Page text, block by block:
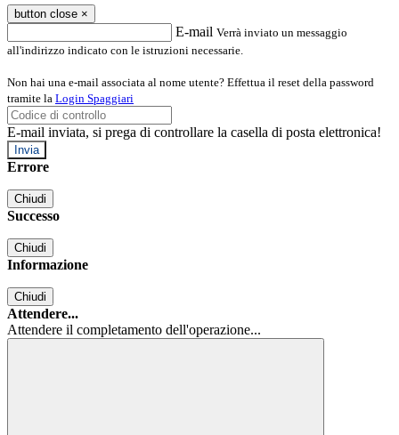
button close ×
E-mail Verrà inviato un messaggio
all'indirizzo indicato con le istruzioni necessarie.
Non hai una e-mail associata al nome utente? Effettua il reset della password
tramite la Login Spaggiari
E-mail inviata, si prega di controllare la casella di posta elettronica!
Errore
Chiudi
Successo
Chiudi
Informazione
Chiudi
Attendere...
Attendere il completamento dell'operazione...